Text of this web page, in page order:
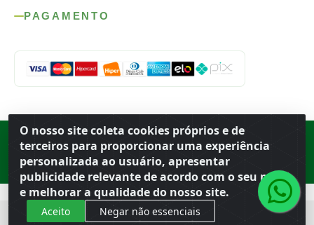
O nosso site coleta cookies próprios e de
terceiros para proporcionar uma experiência
personalizada ao usuário, apresentar
publicidade relevante de acordo com o seu perfil
e melhorar a qualidade do nosso site.
Aceito Negar não essenciais
PAGAMENTO
Rod. SP-215, s/n, km 98 — Área Rural Porto Ferreira ·BR
· CEP
· CNPJ 56.679.863/0001-91
© 2026 Atacado Ideal